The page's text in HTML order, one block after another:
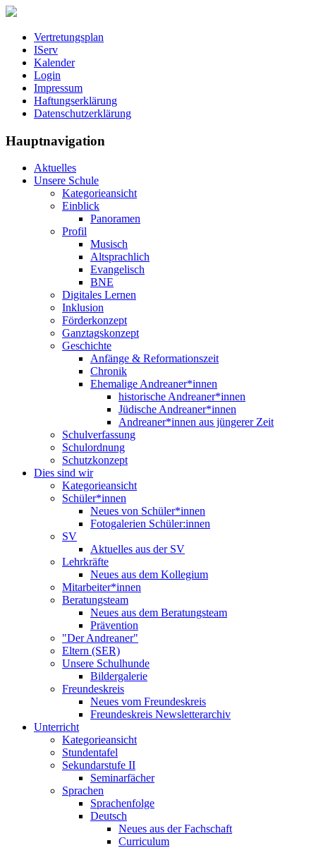
Vertretungsplan
IServ
Kalender
Login
Impressum
Haftungserklärung
Datenschutzerklärung
Hauptnavigation
Aktuelles
Unsere Schule
Kategorieansicht
Einblick
Panoramen
Profil
Musisch
Altsprachlich
Evangelisch
BNE
Digitales Lernen
Inklusion
Förderkonzept
Ganztagskonzept
Geschichte
Anfänge & Reformationszeit
Chronik
Ehemalige Andreaner*innen
historische Andreaner*innen
Jüdische Andreaner*innen
Andreaner*innen aus jüngerer Zeit
Schulverfassung
Schulordnung
Schutzkonzept
Dies sind wir
Kategorieansicht
Schüler*innen
Neues von Schüler*innen
Fotogalerien Schüler:innen
SV
Aktuelles aus der SV
Lehrkräfte
Neues aus dem Kollegium
Mitarbeiter*innen
Beratungsteam
Neues aus dem Beratungsteam
Prävention
"Der Andreaner"
Eltern (SER)
Unsere Schulhunde
Bildergalerie
Freundeskreis
Neues vom Freundeskreis
Freundeskreis Newsletterarchiv
Unterricht
Kategorieansicht
Stundentafel
Sekundarstufe II
Seminarfächer
Sprachen
Sprachenfolge
Deutsch
Neues aus der Fachschaft
Curriculum